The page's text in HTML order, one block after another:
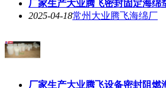
厂家生产大业腾飞密封固定海绵
2025-04-18常州大业腾飞海绵厂
厂家生产大业腾飞设备密封阻燃